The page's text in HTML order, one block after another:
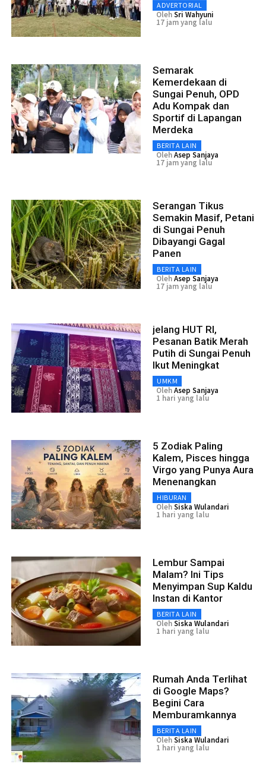
ADVERTORIAL
OlehSri Wahyuni
17 jam yang lalu
Semarak
Kemerdekaan di
Sungai Penuh, OPD
Adu Kompak dan
Sportif di Lapangan
Merdeka
BERITA LAIN
OlehAsep Sanjaya
17 jam yang lalu
Serangan Tikus
Semakin Masif, Petani
di Sungai Penuh
Dibayangi Gagal
Panen
BERITA LAIN
OlehAsep Sanjaya
17 jam yang lalu
jelang HUT RI,
Pesanan Batik Merah
Putih di Sungai Penuh
Ikut Meningkat
UMKM
OlehAsep Sanjaya
1 hari yang lalu
5 Zodiak Paling
Kalem, Pisces hingga
Virgo yang Punya Aura
Menenangkan
HIBURAN
OlehSiska Wulandari
1 hari yang lalu
Lembur Sampai
Malam? Ini Tips
Menyimpan Sup Kaldu
Instan di Kantor
BERITA LAIN
OlehSiska Wulandari
1 hari yang lalu
Rumah Anda Terlihat
di Google Maps?
Begini Cara
Memburamkannya
BERITA LAIN
OlehSiska Wulandari
1 hari yang lalu